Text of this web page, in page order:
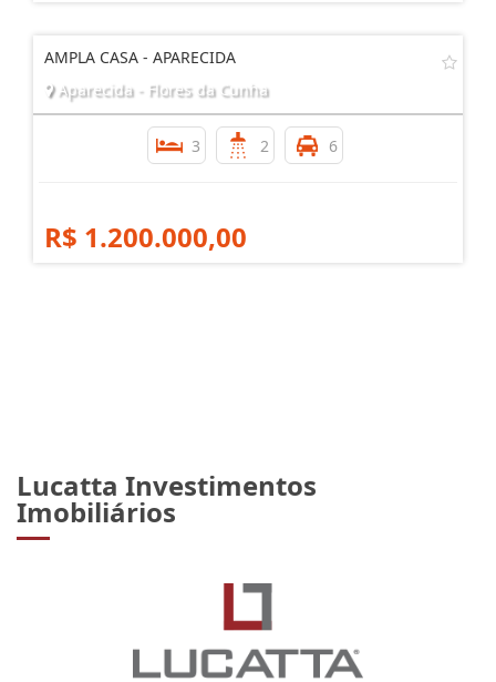
AMPLA CASA - APARECIDA
Aparecida - Flores da Cunha
3 2 6
R$ 1.200.000,00
Lucatta Investimentos
Imobiliários